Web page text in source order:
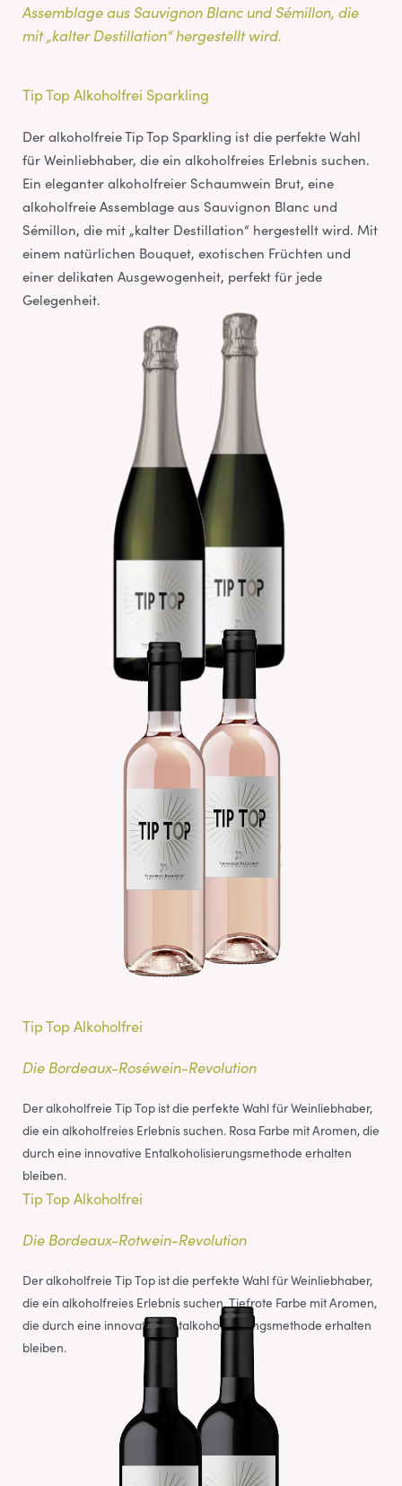
Assemblage aus Sauvignon Blanc und Sémillon, die
mit „kalter Destillation“ hergestellt wird.
Tip Top Alkoholfrei Sparkling
Der alkoholfreie Tip Top Sparkling ist die perfekte Wahl
für Weinliebhaber, die ein alkoholfreies Erlebnis suchen.
Ein eleganter alkoholfreier Schaumwein Brut, eine
alkoholfreie Assemblage aus Sauvignon Blanc und
Sémillon, die mit „kalter Destillation“ hergestellt wird. Mit
einem natürlichen Bouquet, exotischen Früchten und
einer delikaten Ausgewogenheit, perfekt für jede
Gelegenheit.
Tip Top Alkoholfrei
Die Bordeaux-Roséwein-Revolution
Der alkoholfreie Tip Top ist die perfekte Wahl für Weinliebhaber,
die ein alkoholfreies Erlebnis suchen. Rosa Farbe mit Aromen, die
durch eine innovative Entalkoholisierungsmethode erhalten
bleiben.
Tip Top Alkoholfrei
Die Bordeaux-Rotwein-Revolution
Der alkoholfreie Tip Top ist die perfekte Wahl für Weinliebhaber,
die ein alkoholfreies Erlebnis suchen. Tiefrote Farbe mit Aromen,
die durch eine innovative Entalkoholisierungsmethode erhalten
bleiben.